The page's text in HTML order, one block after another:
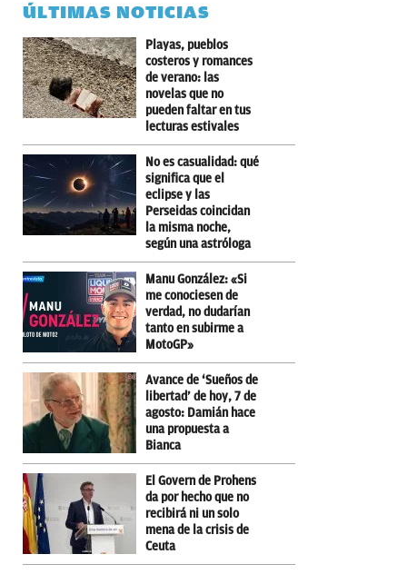
ÚLTIMAS NOTICIAS
Playas, pueblos
costeros y romances
de verano: las
novelas que no
pueden faltar en tus
lecturas estivales
No es casualidad: qué
significa que el
eclipse y las
Perseidas coincidan
la misma noche,
según una astróloga
Manu González: «Si
me conociesen de
verdad, no dudarían
tanto en subirme a
MotoGP»
Avance de ‘Sueños de
libertad’ de hoy, 7 de
agosto: Damián hace
una propuesta a
Bianca
El Govern de Prohens
da por hecho que no
recibirá ni un solo
mena de la crisis de
Ceuta